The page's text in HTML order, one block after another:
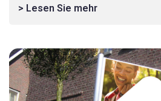
> Lesen Sie mehr